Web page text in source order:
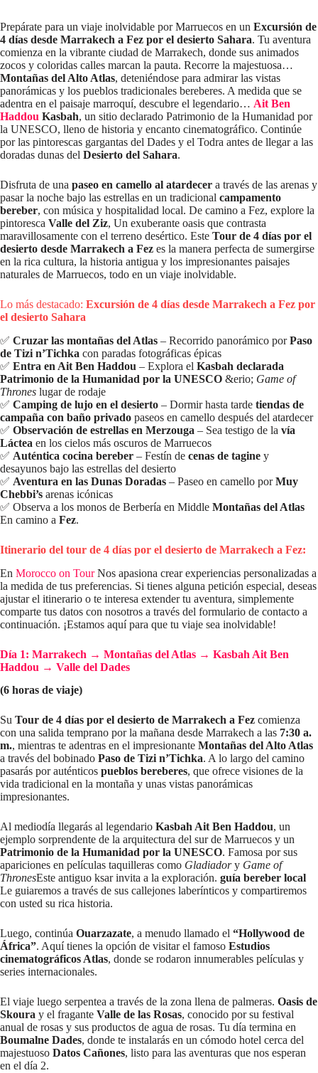
Prepárate para un viaje inolvidable por Marruecos en un Excursión de
4 días desde Marrakech a Fez por el desierto Sahara. Tu aventura
comienza en la vibrante ciudad de Marrakech, donde sus animados
zocos y coloridas calles marcan la pauta. Recorre la majestuosa…
Montañas del Alto Atlas, deteniéndose para admirar las vistas
panorámicas y los pueblos tradicionales bereberes. A medida que se
adentra en el paisaje marroquí, descubre el legendario… Ait Ben
Haddou Kasbah, un sitio declarado Patrimonio de la Humanidad por
la UNESCO, lleno de historia y encanto cinematográfico. Continúe
por las pintorescas gargantas del Dades y el Todra antes de llegar a las
doradas dunas del Desierto del Sahara.
Disfruta de una paseo en camello al atardecer a través de las arenas y
pasar la noche bajo las estrellas en un tradicional campamento
bereber, con música y hospitalidad local. De camino a Fez, explore la
pintoresca Valle del Ziz, Un exuberante oasis que contrasta
maravillosamente con el terreno desértico. Este Tour de 4 días por el
desierto desde Marrakech a Fez es la manera perfecta de sumergirse
en la rica cultura, la historia antigua y los impresionantes paisajes
naturales de Marruecos, todo en un viaje inolvidable.
Lo más destacado: Excursión de 4 días desde Marrakech a Fez por
el desierto Sahara
✅ Cruzar las montañas del Atlas – Recorrido panorámico porPaso
de Tizi n’Tichka con paradas fotográficas épicas
✅ Entra en Ait Ben Haddou – Explora el Kasbah declarada
Patrimonio de la Humanidad por la UNESCO &erio; Game of
Thrones lugar de rodaje
✅ Camping de lujo en el desierto – Dormir hasta tarde tiendas de
campaña con baño privado paseos en camello después del atardecer
✅ Observación de estrellas en Merzouga – Sea testigo de la vía
Láctea en los cielos más oscuros de Marruecos
✅ Auténtica cocina bereber – Festín de cenas de tagine y
desayunos bajo las estrellas del desierto
✅ Aventura en las Dunas Doradas – Paseo en camello porMuy
Chebbi’s arenas icónicas
✅ Observa a los monos de Berbería en Middle Montañas del Atlas
En camino a Fez.
Itinerario del tour de 4 días por el desierto de Marrakech a Fez:
En Morocco on TourNos apasiona crear experiencias personalizadas a
la medida de tus preferencias. Si tienes alguna petición especial, deseas
ajustar el itinerario o te interesa extender tu aventura, simplemente
comparte tus datos con nosotros a través del formulario de contacto a
continuación. ¡Estamos aquí para que tu viaje sea inolvidable!
Día 1: Marrakech → Montañas del Atlas → Kasbah Ait Ben
Haddou → Valle del Dades
(6 horas de viaje)
Su Tour de 4 días por el desierto de Marrakech a Fez comienza
con una salida temprano por la mañana desde Marrakech a las 7:30 a.
m., mientras te adentras en el impresionante Montañas del Alto Atlas
a través del bobinado Paso de Tizi n’Tichka. A lo largo del camino
pasarás por auténticos pueblos bereberes, que ofrece visiones de la
vida tradicional en la montaña y unas vistas panorámicas
impresionantes.
Al mediodía llegarás al legendario Kasbah Ait Ben Haddou, un
ejemplo sorprendente de la arquitectura del sur de Marruecos y un
Patrimonio de la Humanidad por la UNESCO. Famosa por sus
apariciones en películas taquilleras como Gladiadory Game of
ThronesEste antiguo ksar invita a la exploración. guía bereber local
Le guiaremos a través de sus callejones laberínticos y compartiremos
con usted su rica historia.
Luego, continúa Ouarzazate, a menudo llamado el “Hollywood de
África”. Aquí tienes la opción de visitar el famoso Estudios
cinematográficos Atlas, donde se rodaron innumerables películas y
series internacionales.
El viaje luego serpentea a través de la zona llena de palmeras. Oasis de
Skoura y el fragante Valle de las Rosas, conocido por su festival
anual de rosas y sus productos de agua de rosas. Tu día termina en
Boumalne Dades, donde te instalarás en un cómodo hotel cerca del
majestuoso Datos Cañones, listo para las aventuras que nos esperan
en el día 2.